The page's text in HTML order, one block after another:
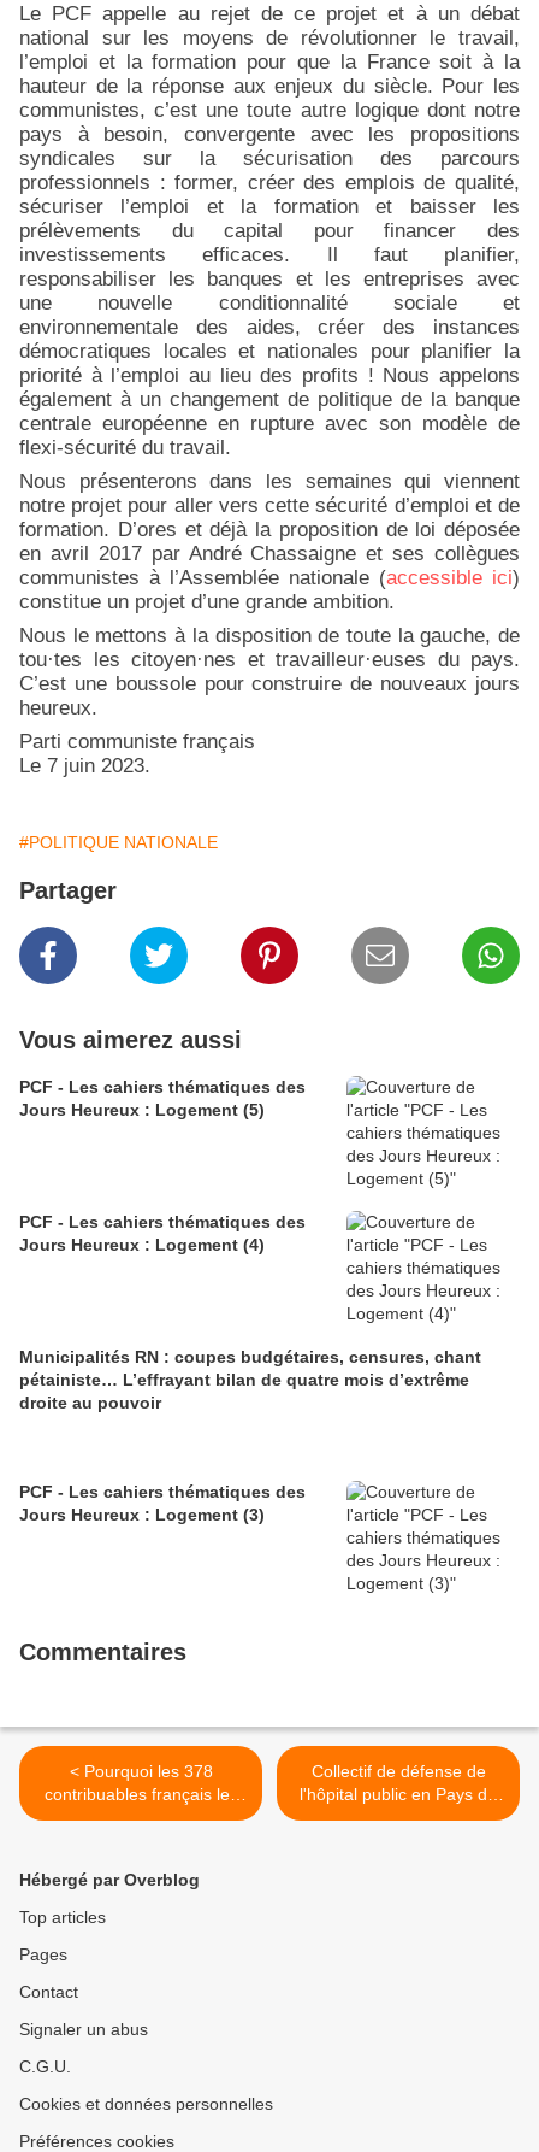
Le PCF appelle au rejet de ce projet et à un débat
national sur les moyens de révolutionner le travail,
l’emploi et la formation pour que la France soit à la
hauteur de la réponse aux enjeux du siècle. Pour les
communistes, c’est une toute autre logique dont notre
pays à besoin, convergente avec les propositions
syndicales sur la sécurisation des parcours
professionnels : former, créer des emplois de qualité,
sécuriser l’emploi et la formation et baisser les
prélèvements du capital pour financer des
investissements efficaces. Il faut planifier,
responsabiliser les banques et les entreprises avec
une nouvelle conditionnalité sociale et
environnementale des aides, créer des instances
démocratiques locales et nationales pour planifier la
priorité à l’emploi au lieu des profits ! Nous appelons
également à un changement de politique de la banque
centrale européenne en rupture avec son modèle de
flexi-sécurité du travail.
Nous présenterons dans les semaines qui viennent
notre projet pour aller vers cette sécurité d’emploi et de
formation. D’ores et déjà la proposition de loi déposée
en avril 2017 par André Chassaigne et ses collègues
communistes à l’Assemblée nationale (accessible ici)
constitue un projet d’une grande ambition.
Nous le mettons à la disposition de toute la gauche, de
tou·tes les citoyen·nes et travailleur·euses du pays.
C’est une boussole pour construire de nouveaux jours
heureux.
Parti communiste français
Le 7 juin 2023.
#POLITIQUE NATIONALE
Partager
Vous aimerez aussi
PCF - Les cahiers thématiques des
Jours Heureux : Logement (5)
PCF - Les cahiers thématiques des
Jours Heureux : Logement (4)
Municipalités RN : coupes budgétaires, censures, chant
pétainiste… L’effrayant bilan de quatre mois d’extrême
droite au pouvoir
PCF - Les cahiers thématiques des
Jours Heureux : Logement (3)
Commentaires
< Pourquoi les 378
contribuables français les
plus fortunés ne paient que
Collectif de défense de
l'hôpital public en Pays de
Morlaix appelle à rejoindre
Hébergé par Overblog
Top articles
Pages
Contact
Signaler un abus
C.G.U.
Cookies et données personnelles
Préférences cookies